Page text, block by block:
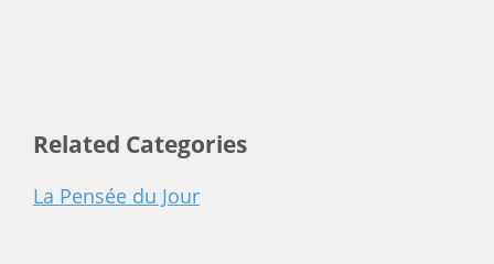
Related Categories
La Pensée du Jour